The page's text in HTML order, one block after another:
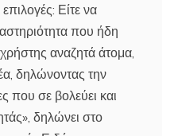
Είτε να
που ήδη
αναζητά άτομα,
δηλώνοντας την
που σε βολεύει και
δηλώνει στο